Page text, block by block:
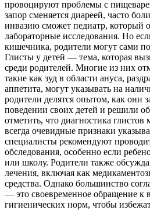
Услуги
Акции
Отзывы
Статьи
Контакты
провоцируют проблемы с
запор сменяется диареей, часто
инвазию сможет педиатр, который
лабораторные исследования. Но
кишечника, родители могут сами
Глисты у детей — тема, которая
среди родителей. Многие из них
такие как зуд в области ануса,
аппетита, могут указывать на
родители делятся опытом, как они
поведении своих детей и решили
отметить, что диагностика
всегда очевидные признаки
специалисты рекомендуют
обследования, особенно если
или школу. Родители также
лечения, включая как
средства. Однако большинство
— это своевременное обращение к
гигиенических норм, чтобы